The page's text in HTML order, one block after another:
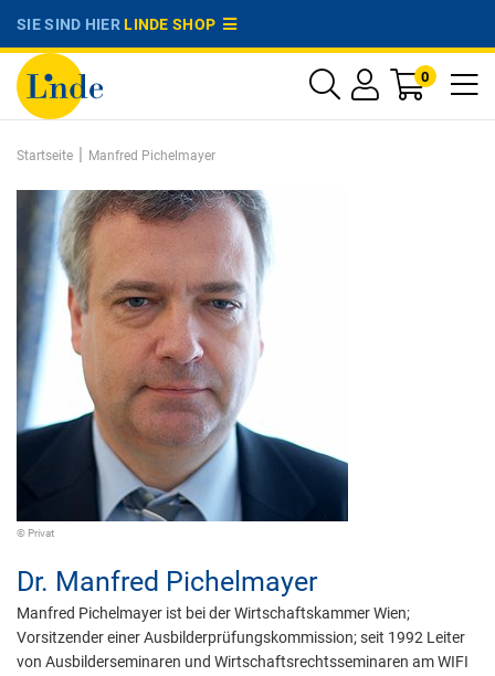
SIE SIND HIERLINDE SHOP
0
Startseite | Manfred Pichelmayer
© Privat
Dr. Manfred Pichelmayer
Manfred Pichelmayer ist bei der Wirtschaftskammer Wien;
Vorsitzender einer Ausbilderprüfungskommission; seit 1992 Leiter
von Ausbilderseminaren und Wirtschaftsrechtsseminaren am WIFI